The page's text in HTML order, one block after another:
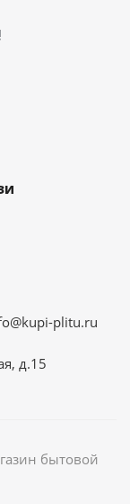
plitu.ru
д.15
бытовой